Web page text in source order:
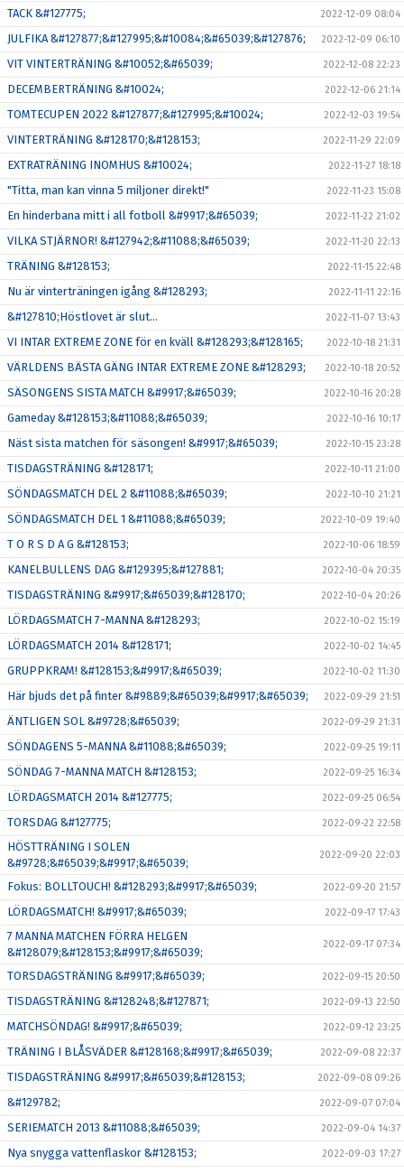
TACK &#127775; 2022-12-09 08:04
JULFIKA &#127877;&#127995;&#10084;&#65039;&#127876; 2022-12-09 06:10
VIT VINTERTRÄNING &#10052;&#65039; 2022-12-08 22:23
DECEMBERTRÄNING &#10024; 2022-12-06 21:14
TOMTECUPEN 2022 &#127877;&#127995;&#10024; 2022-12-03 19:54
VINTERTRÄNING &#128170;&#128153; 2022-11-29 22:09
EXTRATRÄNING INOMHUS &#10024; 2022-11-27 18:18
"Titta, man kan vinna 5 miljoner direkt!" 2022-11-23 15:08
En hinderbana mitt i all fotboll &#9917;&#65039; 2022-11-22 21:02
VILKA STJÄRNOR! &#127942;&#11088;&#65039; 2022-11-20 22:13
TRÄNING &#128153; 2022-11-15 22:48
Nu är vinterträningen igång &#128293; 2022-11-11 22:16
&#127810;Höstlovet är slut... 2022-11-07 13:43
VI INTAR EXTREME ZONE för en kväll &#128293;&#128165; 2022-10-18 21:31
VÄRLDENS BÄSTA GÄNG INTAR EXTREME ZONE &#128293; 2022-10-18 20:52
SÄSONGENS SISTA MATCH &#9917;&#65039; 2022-10-16 20:28
Gameday &#128153;&#11088;&#65039; 2022-10-16 10:17
Näst sista matchen för säsongen! &#9917;&#65039; 2022-10-15 23:28
TISDAGSTRÄNING &#128171; 2022-10-11 21:00
SÖNDAGSMATCH DEL 2 &#11088;&#65039; 2022-10-10 21:21
SÖNDAGSMATCH DEL 1 &#11088;&#65039; 2022-10-09 19:40
T O R S D A G &#128153; 2022-10-06 18:59
KANELBULLENS DAG &#129395;&#127881; 2022-10-04 20:35
TISDAGSTRÄNING &#9917;&#65039;&#128170; 2022-10-04 20:26
LÖRDAGSMATCH 7-MANNA &#128293; 2022-10-02 15:19
LÖRDAGSMATCH 2014 &#128171; 2022-10-02 14:45
GRUPPKRAM! &#128153;&#9917;&#65039; 2022-10-02 11:30
Här bjuds det på finter &#9889;&#65039;&#9917;&#65039; 2022-09-29 21:51
ÄNTLIGEN SOL &#9728;&#65039; 2022-09-29 21:31
SÖNDAGENS 5-MANNA &#11088;&#65039; 2022-09-25 19:11
SÖNDAG 7-MANNA MATCH &#128153; 2022-09-25 16:34
LÖRDAGSMATCH 2014 &#127775; 2022-09-25 06:54
TORSDAG &#127775; 2022-09-22 22:58
HÖSTTRÄNING I SOLEN
&#9728;&#65039;&#9917;&#65039;
2022-09-20 22:03
Fokus: BOLLTOUCH! &#128293;&#9917;&#65039; 2022-09-20 21:57
LÖRDAGSMATCH! &#9917;&#65039; 2022-09-17 17:43
7 MANNA MATCHEN FÖRRA HELGEN
&#128079;&#128153;&#9917;&#65039;
2022-09-17 07:34
TORSDAGSTRÄNING &#9917;&#65039; 2022-09-15 20:50
TISDAGSTRÄNING &#128248;&#127871; 2022-09-13 22:50
MATCHSÖNDAG! &#9917;&#65039; 2022-09-12 23:25
TRÄNING I BLÅSVÄDER &#128168;&#9917;&#65039; 2022-09-08 22:37
TISDAGSTRÄNING &#9917;&#65039;&#128153; 2022-09-08 09:26
&#129782; 2022-09-07 07:04
SERIEMATCH 2013 &#11088;&#65039; 2022-09-04 14:37
Nya snygga vattenflaskor &#128153; 2022-09-03 17:27